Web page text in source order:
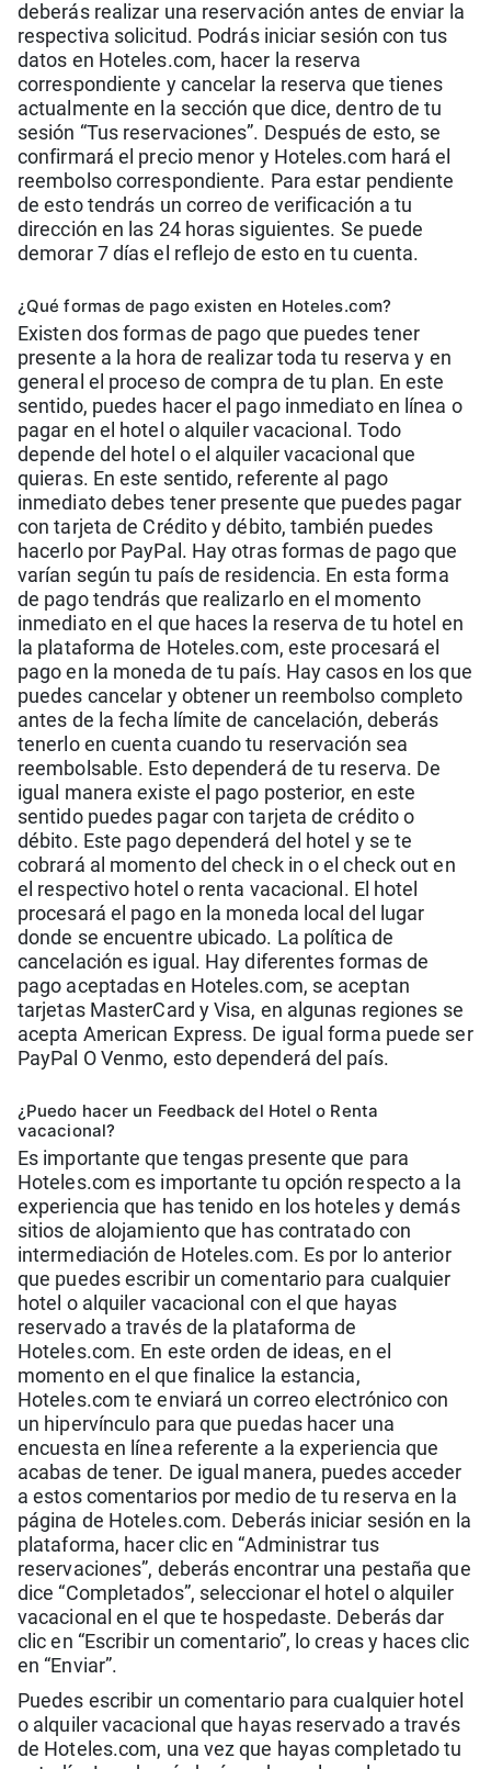
deberás realizar una reservación antes de enviar la
respectiva solicitud. Podrás iniciar sesión con tus
datos en Hoteles.com, hacer la reserva
correspondiente y cancelar la reserva que tienes
actualmente en la sección que dice, dentro de tu
sesión “Tus reservaciones”. Después de esto, se
confirmará el precio menor y Hoteles.com hará el
reembolso correspondiente. Para estar pendiente
de esto tendrás un correo de verificación a tu
dirección en las 24 horas siguientes. Se puede
demorar 7 días el reflejo de esto en tu cuenta.
¿Qué formas de pago existen en Hoteles.com?
Existen dos formas de pago que puedes tener
presente a la hora de realizar toda tu reserva y en
general el proceso de compra de tu plan. En este
sentido, puedes hacer el pago inmediato en línea o
pagar en el hotel o alquiler vacacional. Todo
depende del hotel o el alquiler vacacional que
quieras. En este sentido, referente al pago
inmediato debes tener presente que puedes pagar
con tarjeta de Crédito y débito, también puedes
hacerlo por PayPal. Hay otras formas de pago que
varían según tu país de residencia. En esta forma
de pago tendrás que realizarlo en el momento
inmediato en el que haces la reserva de tu hotel en
la plataforma de Hoteles.com, este procesará el
pago en la moneda de tu país. Hay casos en los que
puedes cancelar y obtener un reembolso completo
antes de la fecha límite de cancelación, deberás
tenerlo en cuenta cuando tu reservación sea
reembolsable. Esto dependerá de tu reserva. De
igual manera existe el pago posterior, en este
sentido puedes pagar con tarjeta de crédito o
débito. Este pago dependerá del hotel y se te
cobrará al momento del check in o el check out en
el respectivo hotel o renta vacacional. El hotel
procesará el pago en la moneda local del lugar
donde se encuentre ubicado. La política de
cancelación es igual. Hay diferentes formas de
pago aceptadas en Hoteles.com, se aceptan
tarjetas MasterCard y Visa, en algunas regiones se
acepta American Express. De igual forma puede ser
PayPal O Venmo, esto dependerá del país.
¿Puedo hacer un Feedback del Hotel o Renta
vacacional?
Es importante que tengas presente que para
Hoteles.com es importante tu opción respecto a la
experiencia que has tenido en los hoteles y demás
sitios de alojamiento que has contratado con
intermediación de Hoteles.com. Es por lo anterior
que puedes escribir un comentario para cualquier
hotel o alquiler vacacional con el que hayas
reservado a través de la plataforma de
Hoteles.com. En este orden de ideas, en el
momento en el que finalice la estancia,
Hoteles.com te enviará un correo electrónico con
un hipervínculo para que puedas hacer una
encuesta en línea referente a la experiencia que
acabas de tener. De igual manera, puedes acceder
a estos comentarios por medio de tu reserva en la
página de Hoteles.com. Deberás iniciar sesión en la
plataforma, hacer clic en “Administrar tus
reservaciones”, deberás encontrar una pestaña que
dice “Completados”, seleccionar el hotel o alquiler
vacacional en el que te hospedaste. Deberás dar
clic en “Escribir un comentario”, lo creas y haces clic
en “Enviar”.
Puedes escribir un comentario para cualquier hotel
o alquiler vacacional que hayas reservado a través
de Hoteles.com, una vez que hayas completado tu